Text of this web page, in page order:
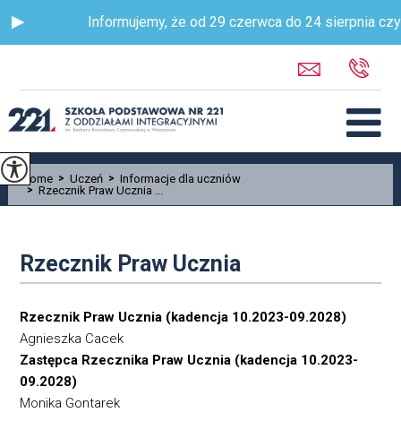
Informujemy, że od 29 czerwca do 24 sierpnia
Home > Uczeń > Informacje dla uczniów
> Rzecznik Praw Ucznia ...
Rzecznik Praw Ucznia
Rzecznik Praw Ucznia (kadencja 10.2023-09.2028)
Agnieszka Cacek
Zastępca Rzecznika Praw Ucznia (kadencja 10.2023-
09.2028)
Monika Gontarek